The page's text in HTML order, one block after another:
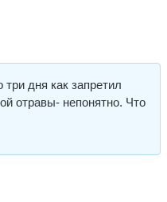
дня как запретил
отравы- непонятно. Что